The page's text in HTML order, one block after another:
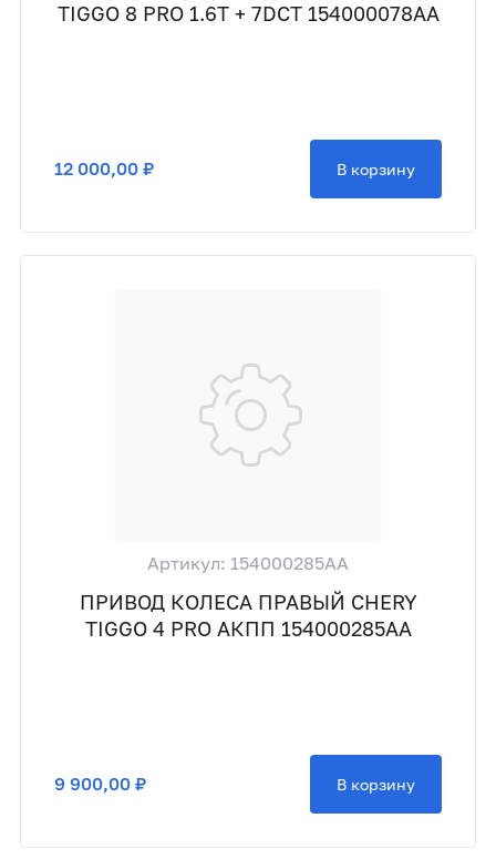
TIGGO 8 PRO 1.6T + 7DCT 154000078AA
12 000,00 ₽ В корзину
Артикул: 154000285AA
ПРИВОД КОЛЕСА ПРАВЫЙ CHERY
TIGGO 4 PRO АКПП 154000285AA
9 900,00 ₽ В корзину